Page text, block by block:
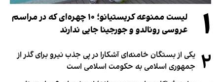
۱
لیست ممنوعه کریستیانو؛ ۱۰ چهره‌ای که در مراسم
عروسی رونالدو و جورجینا جایی ندارند
۲ یکی از بستگان خامنه‌ای آشکارا در پی جذب نیرو برای گذر از
جمهوری اسلامی به حکومت اسلامی است